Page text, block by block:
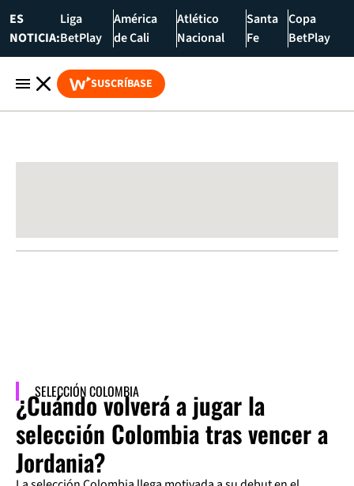
ES
NOTICIA:
Liga
BetPlay
América
de Cali
Atlético
Nacional
Santa
Fe
Copa
BetPlay
SUSCRÍBASE
SELECCIÓN COLOMBIA
¿Cuándo volverá a jugar la
selección Colombia tras vencer a
Jordania?